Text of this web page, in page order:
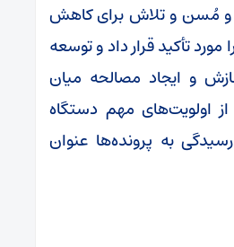
و مُسن و تلاش برای کاهش
مورد تأکید قرار داد و توسعه
و ایجاد مصالحه میان
اولویت‌های مهم دستگاه
به پرونده‌ها عنوان